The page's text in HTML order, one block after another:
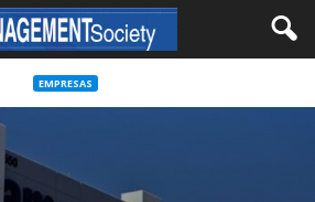
EMPRESAS